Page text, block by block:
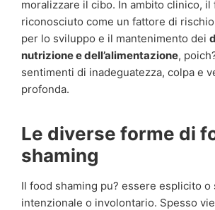
moralizzare il cibo. In ambito clinico, il
riconosciuto come un fattore di
per lo sviluppo e il mantenimento dei
nutrizione e dell’alimentazione,
sentimenti di inadeguatezza, colpa e
profonda.
Le diverse forme di
shaming
Il food shaming pu? essere esplicito o
intenzionale o involontario. Spesso